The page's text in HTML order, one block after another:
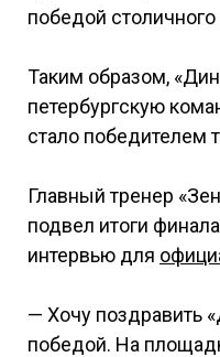
победой
Таким образом,
петербургскую
стало победителем
Главный тренер
подвел итоги
интервью для
— Хочу поздравить
победой. На